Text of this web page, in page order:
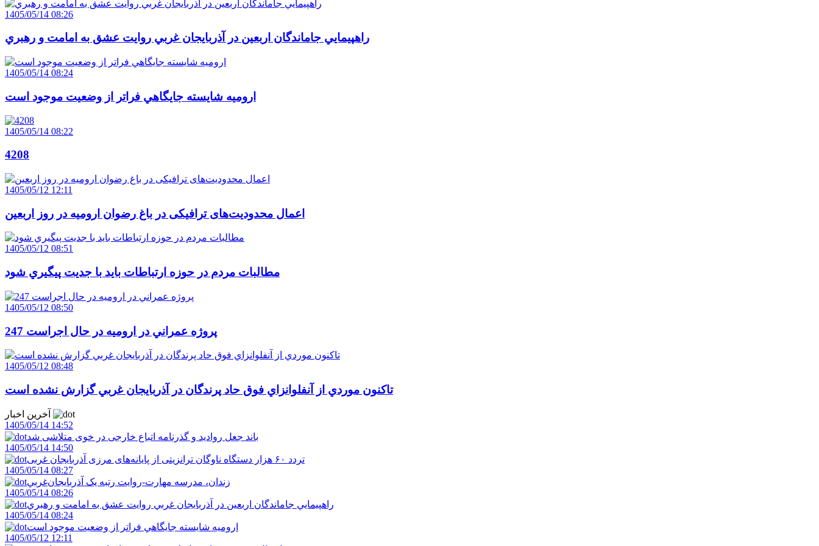
1405/05/14 08:26
راهپيمايي جاماندگان اربعين در آذربايجان غربي روايت عشق به امامت و رهبري
1405/05/14 08:24
اروميه شايسته جايگاهي فراتر از وضعيت موجود است
1405/05/14 08:22
4208
1405/05/12 12:11
اعمال محدودیت‌های ترافیکی در باغ رضوان ارومیه در روز اربعین
1405/05/12 08:51
مطالبات مردم در حوزه ارتباطات بايد با جديت پيگيري شود
1405/05/12 08:50
247 پروژه عمراني در اروميه در حال اجراست
1405/05/12 08:48
تاکنون موردي از آنفلوانزاي فوق حاد پرندگان در آذربايجان غربي گزارش نشده است
1405/05/14 14:52
باند جعل روادید و گذرنامه اتباع خارجی در خوی متلاشی شد
1405/05/14 14:50
تردد ۶۰ هزار دستگاه ناوگان ترانزیتی از پایانه‌های مرزی آذربایجان ‌غربی
1405/05/14 08:27
زندان، مدرسه مهارت-روايت رتبه يک آذربايجان‌غربي
1405/05/14 08:26
راهپيمايي جاماندگان اربعين در آذربايجان غربي روايت عشق به امامت و رهبري
1405/05/14 08:24
اروميه شايسته جايگاهي فراتر از وضعيت موجود است
1405/05/12 12:11